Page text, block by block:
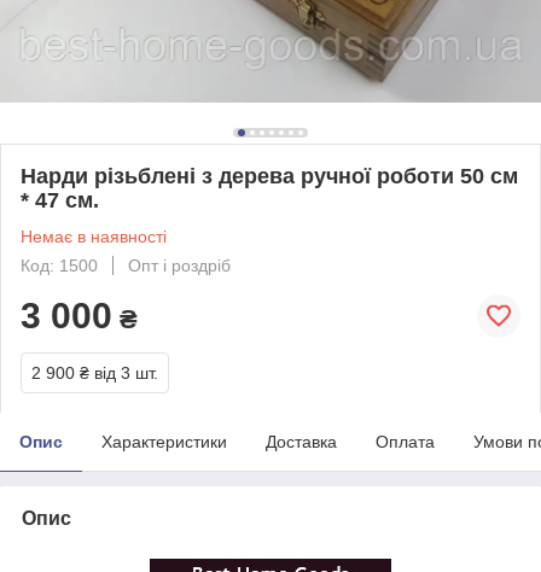
Нарди різьблені з дерева ручної роботи 50 см
* 47 см.
Немає в наявності
Код: 1500
Опт і роздріб
3 000 ₴
2 900 ₴ від 3 шт.
Опис Характеристики Доставка Оплата Умови
Опис